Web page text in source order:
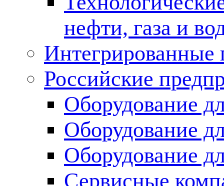
нефти, газа и
Российские
Оборудование
Оборудование
Оборудование
Сервисные